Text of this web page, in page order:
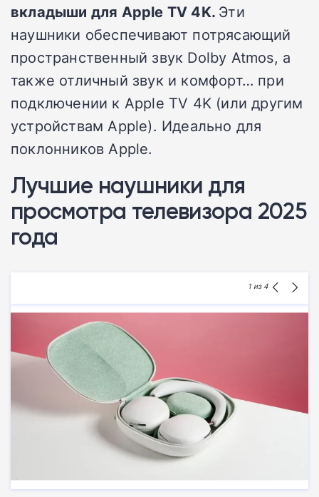
вкладыши для Apple TV 4K. Эти
наушники обеспечивают потрясающий
пространственный звук Dolby Atmos, а
также отличный звук и комфорт… при
подключении к Apple TV 4K (или другим
устройствам Apple). Идеально для
поклонников Apple.
Лучшие наушники для
просмотра телевизора 2025
года
1 из 4